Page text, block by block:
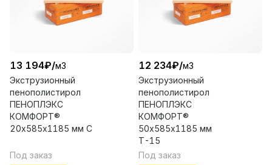
13 194₽/м3
Экструзионный
пенополистирол
ПЕНОПЛЭКС
КОМФОРТ®
20х585х1185 мм С
Под заказ
12 234₽/м3
Экструзионный
пенополистирол
ПЕНОПЛЭКС
КОМФОРТ®
50х585х1185 мм
Т-15
Под заказ